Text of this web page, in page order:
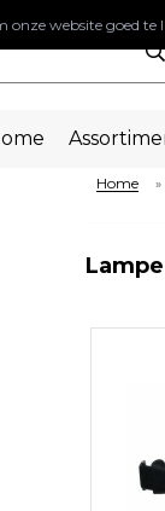
Home »
onze website goed